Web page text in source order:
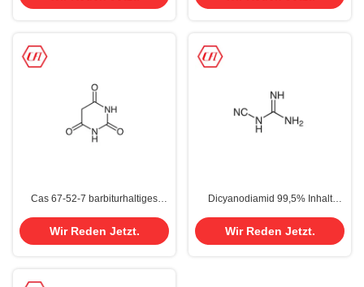
Produkte
Cas 67-52-7 barbiturhaltiges
Arbibtone eine Pharma-
Vermittler-Chemikalie
Wir Reden Jetzt.
Dicyanodiamid 99,5% Inhalt
Wir Reden Jetzt.